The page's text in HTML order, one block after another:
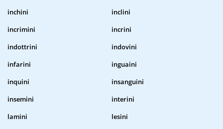
inchini
inclini
incrimini
incrini
indottrini
indovini
infarini
inguaini
inquini
insanguini
insemini
interini
lamini
lesini